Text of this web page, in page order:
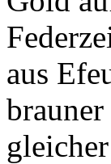
aus